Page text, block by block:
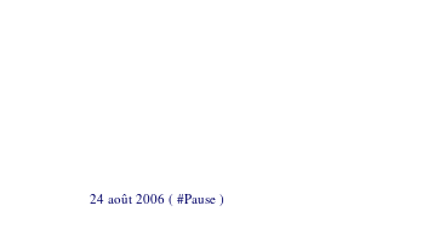
24 août 2006 ( #Pause)